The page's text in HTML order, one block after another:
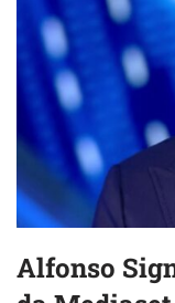
Alfonso